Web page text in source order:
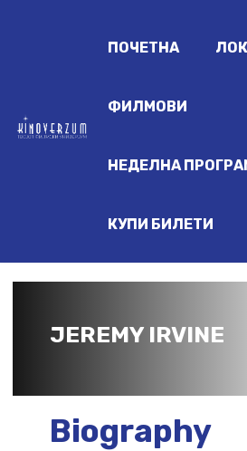
ПОЧЕТНА
ФИЛМОВИ
НЕДЕЛНА
КУПИ БИЛЕТИ
JEREMY IRVINE
Biography